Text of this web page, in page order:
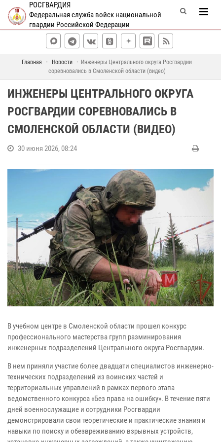
РОСГВАРДИЯ
Федеральная служба войск национальной
гвардии Российской Федерации
Главная Новости
Инженеры Центрального округа Росгвардии
соревновались в Смоленской области (видео)
ИНЖЕНЕРЫ ЦЕНТРАЛЬНОГО ОКРУГА
РОСГВАРДИИ СОРЕВНОВАЛИСЬ В
СМОЛЕНСКОЙ ОБЛАСТИ (ВИДЕО)
30 июня 2026, 08:24
В учебном центре в Смоленской области прошел конкурс
профессионального мастерства групп разминирования
инженерных подразделений Центрального округа Росгвардии.
В нем приняли участие более двадцати специалистов инженерно-
технических подразделений из воинских частей и
территориальных управлений в рамках первого этапа
ведомственного конкурса «Без права на ошибку». В течение пяти
дней военнослужащие и сотрудники Росгвардии
демонстрировали свои теоретические и практические знания и
навыки по поиску и обезвреживанию взрывных устройств,